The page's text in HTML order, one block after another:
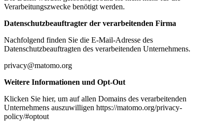
Verarbeitungszwecke benötigt werden.
Datenschutzbeauftragter der verarbeitenden Firma
Nachfolgend finden Sie die E-Mail-Adresse des
Datenschutzbeauftragten des verarbeitenden Unternehmens.
privacy@matomo.org
Weitere Informationen und Opt-Out
Klicken Sie hier, um auf allen Domains des verarbeitenden
Unternehmens auszuwilligen https://matomo.org/privacy-
policy/#optout